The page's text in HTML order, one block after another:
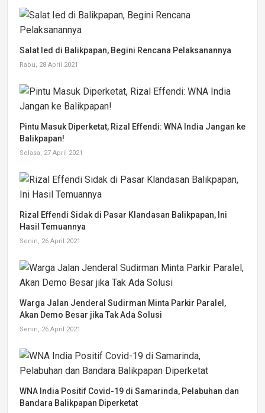
Salat Ied di Balikpapan, Begini Rencana Pelaksanannya
Rabu, 28 April 2021
Pintu Masuk Diperketat, Rizal Effendi: WNA India Jangan ke
Balikpapan!
Selasa, 27 April 2021
Rizal Effendi Sidak di Pasar Klandasan Balikpapan, Ini
Hasil Temuannya
Senin, 26 April 2021
Warga Jalan Jenderal Sudirman Minta Parkir Paralel,
Akan Demo Besar jika Tak Ada Solusi
Senin, 26 April 2021
WNA India Positif Covid-19 di Samarinda, Pelabuhan dan
Bandara Balikpapan Diperketat